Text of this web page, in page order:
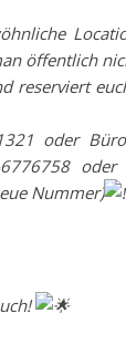
öffentlich
reserviert
oder
Nummer)